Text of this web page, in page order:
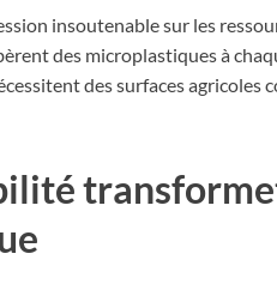
insoutenable sur les
des microplastiques à
des surfaces